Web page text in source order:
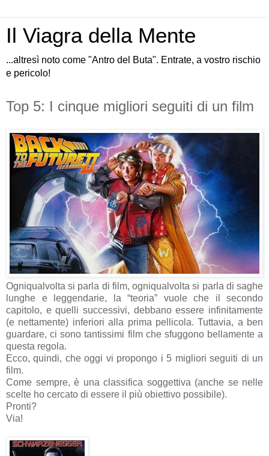
Il Viagra della Mente
...altresì noto come "Antro del Buta". Entrate, a vostro rischio
e pericolo!
Top 5: I cinque migliori seguiti di un film
Ogniqualvolta si parla di film, ogniqualvolta si parla di saghe
lunghe e leggendarie, la “teoria” vuole che il secondo
capitolo, e quelli successivi, debbano essere infinitamente
(e nettamente) inferiori alla prima pellicola. Tuttavia, a ben
guardare, ci sono tantissimi film che sfuggono bellamente a
questa regola.
Ecco, quindi, che oggi vi propongo i 5 migliori seguiti di un
film.
Come sempre, è una classifica soggettiva (anche se nelle
scelte ho cercato di essere il più obiettivo possibile).
Pronti?
Via!